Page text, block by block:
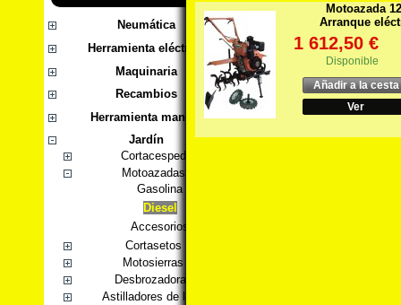
Neumática
Herramienta eléctrica
Maquinaria
Recambios
Herramienta manual
Jardín
Cortacesped
Motoazadas
Gasolina
Diesel
Accesorios
Cortasetos
Motosierras
Desbrozadoras
Astilladores de leña
Motoazada
Arranque
1 612,50 €
Disponible
Añadir a la cesta
Ver